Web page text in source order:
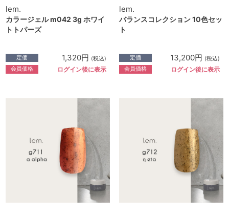
lem.
カラージェル m042 3g ホワイ
トトパーズ
定価 1,320円 (税込)
会員価格 ログイン後に表示
lem.
バランスコレクション 10色セッ
ト
定価 13,200円 (税込)
会員価格 ログイン後に表示